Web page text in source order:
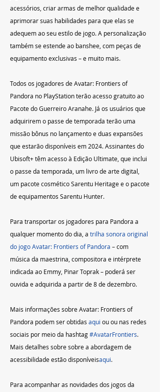
acessórios, criar armas de melhor qualidade e
aprimorar suas habilidades para que elas se
adequem ao seu estilo de jogo. A personalização
também se estende ao banshee, com peças de
equipamento exclusivas – e muito mais.
Todos os jogadores de Avatar: Frontiers of
Pandora no PlayStation terão acesso gratuito ao
Pacote do Guerreiro Aranahe. Já os usuários que
adquirirem o passe de temporada terão uma
missão bônus no lançamento e duas expansões
que estarão disponíveis em 2024. Assinantes do
Ubisoft+ têm acesso à Edição Ultimate, que inclui
o passe da temporada, um livro de arte digital,
um pacote cosmético Sarentu Heritage e o pacote
de equipamentos Sarentu Hunter.
Para transportar os jogadores para Pandora a
qualquer momento do dia, a trilha sonora original
do jogo Avatar: Frontiers of Pandora – com
música da maestrina, compositora e intérprete
indicada ao Emmy, Pinar Toprak – poderá ser
ouvida e adquirida a partir de 8 de dezembro.
Mais informações sobre Avatar: Frontiers of
Pandora podem ser obtidas aqui ou ou nas redes
sociais por meio da hashtag #AvatarFrontiers.
Mais detalhes sobre sobre a abordagem de
acessibilidade estão disponíveisaqui.
Para acompanhar as novidades dos jogos da